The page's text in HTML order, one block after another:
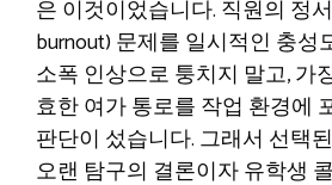
은 이것이었습니다. 직원의 정
burnout) 문제를 일시적인 충성
소폭 인상으로 퉁치지 말고, 가
효한 여가 통로를 작업 환경에
판단이 섰습니다. 그래서 선택
오랜 탐구의 결론이자 유학생